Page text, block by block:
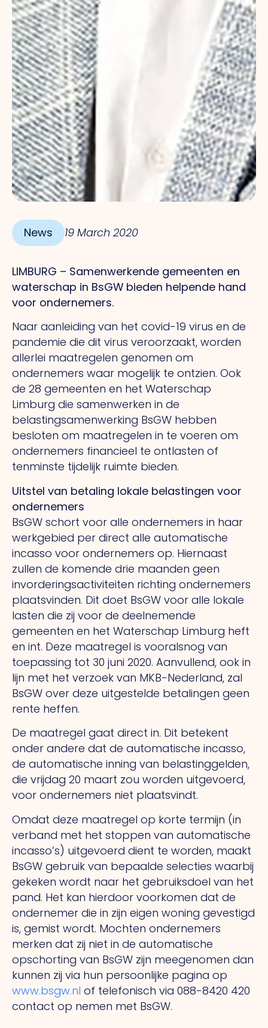
News 19 March 2020
LIMBURG – Samenwerkende gemeenten en
waterschap in BsGW bieden helpende hand
voor ondernemers.
Naar aanleiding van het covid-19 virus en de
pandemie die dit virus veroorzaakt, worden
allerlei maatregelen genomen om
ondernemers waar mogelijk te ontzien. Ook
de 28 gemeenten en het Waterschap
Limburg die samenwerken in de
belastingsamenwerking BsGW hebben
besloten om maatregelen in te voeren om
ondernemers financieel te ontlasten of
tenminste tijdelijk ruimte bieden.
Uitstel van betaling lokale belastingen voor
ondernemers
BsGW schort voor alle ondernemers in haar
werkgebied per direct alle automatische
incasso voor ondernemers op. Hiernaast
zullen de komende drie maanden geen
invorderingsactiviteiten richting ondernemers
plaatsvinden. Dit doet BsGW voor alle lokale
lasten die zij voor de deelnemende
gemeenten en het Waterschap Limburg heft
en int. Deze maatregel is vooralsnog van
toepassing tot 30 juni 2020. Aanvullend, ook in
lijn met het verzoek van MKB-Nederland, zal
BsGW over deze uitgestelde betalingen geen
rente heffen.
De maatregel gaat direct in. Dit betekent
onder andere dat de automatische incasso,
de automatische inning van belastinggelden,
die vrijdag 20 maart zou worden uitgevoerd,
voor ondernemers niet plaatsvindt.
Omdat deze maatregel op korte termijn (in
verband met het stoppen van automatische
incasso’s) uitgevoerd dient te worden, maakt
BsGW gebruik van bepaalde selecties waarbij
gekeken wordt naar het gebruiksdoel van het
pand. Het kan hierdoor voorkomen dat de
ondernemer die in zijn eigen woning gevestigd
is, gemist wordt. Mochten ondernemers
merken dat zij niet in de automatische
opschorting van BsGW zijn meegenomen dan
kunnen zij via hun persoonlijke pagina op
www.bsgw.nl of telefonisch via 088-8420 420
contact op nemen met BsGW.